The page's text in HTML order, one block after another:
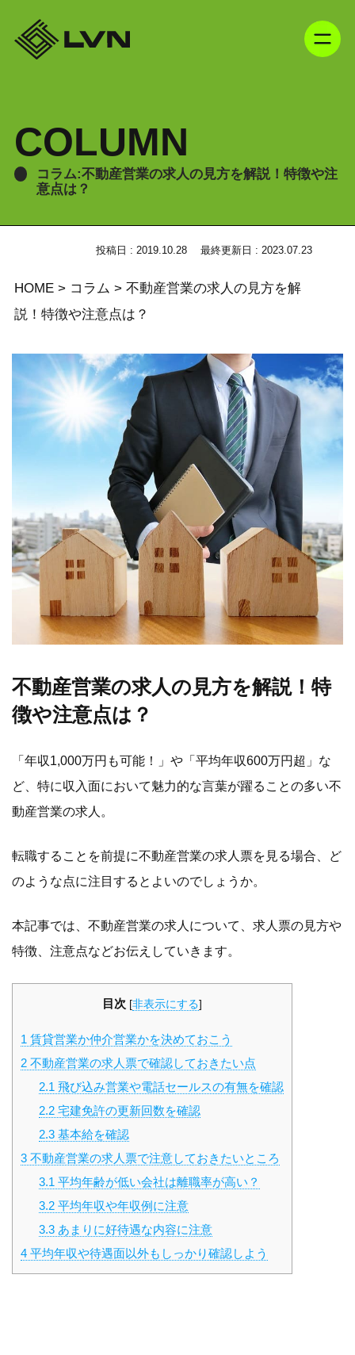
COLUMN
コラム:不動産営業の求人の見方を解説！特徴や注
意点は？
投稿日 : 2019.10.28 最終更新日 : 2023.07.23
HOME> コラム > 不動産営業の求人の見方を解
説！特徴や注意点は？
不動産営業の求人の見方を解説！特
徴や注意点は？
「年収1,000万円も可能！」や「平均年収600万円超」な
ど、特に収入面において魅力的な言葉が躍ることの多い不
動産営業の求人。
転職することを前提に不動産営業の求人票を見る場合、ど
のような点に注目するとよいのでしょうか。
本記事では、不動産営業の求人について、求人票の見方や
特徴、注意点などお伝えしていきます。
目次 [非表示にする]
1 賃貸営業か仲介営業かを決めておこう
2 不動産営業の求人票で確認しておきたい点
2.1 飛び込み営業や電話セールスの有無を確認
2.2宅建免許の更新回数を確認
2.3基本給を確認
3 不動産営業の求人票で注意しておきたいところ
3.1 平均年齢が低い会社は離職率が高い？
3.2平均年収や年収例に注意
3.3あまりに好待遇な内容に注意
4 平均年収や待遇面以外もしっかり確認しよう